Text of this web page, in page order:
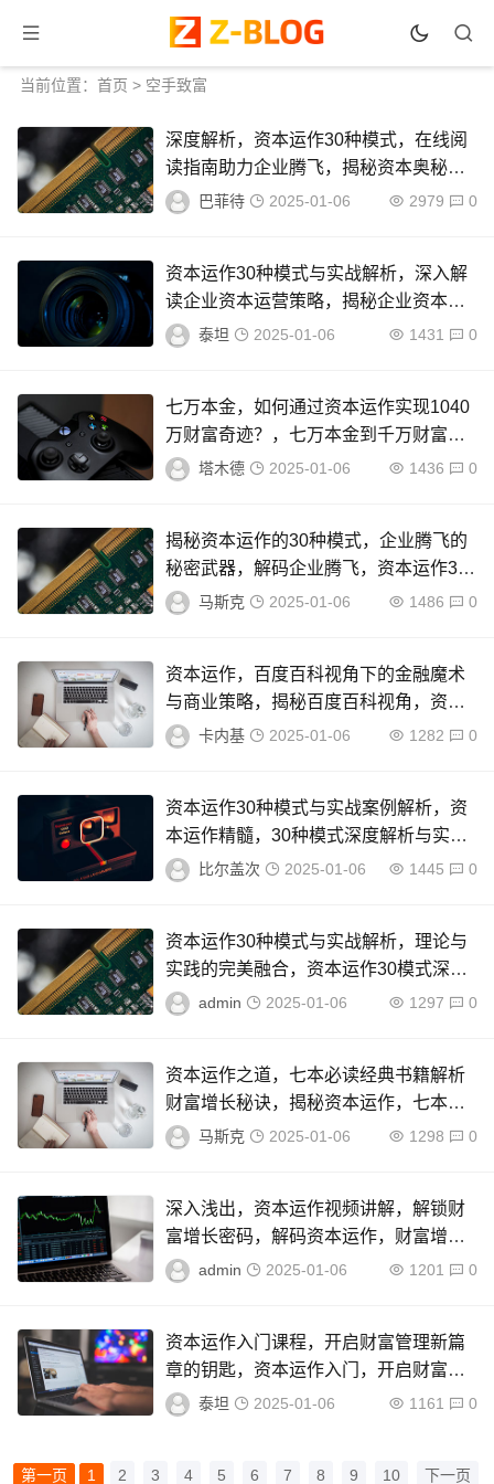
当前位置： 首页 > 空手致富
深度解析，资本运作30种模式，在线阅
读指南助力企业腾飞，揭秘资本奥秘，
30种资本运作模式深度解析指南
巴菲待 2025-01-06 2979 0
资本运作30种模式与实战解析，深入解
读企业资本运营策略，揭秘企业资本运
营，30种模式实战解析
泰坦 2025-01-06 1431 0
七万本金，如何通过资本运作实现1040
万财富奇迹？，七万本金到千万财富，
资本运作的1040万奇迹之路
塔木德 2025-01-06 1436 0
揭秘资本运作的30种模式，企业腾飞的
秘密武器，解码企业腾飞，资本运作30
大模式全解析
马斯克 2025-01-06 1486 0
资本运作，百度百科视角下的金融魔术
与商业策略，揭秘百度百科视角，资本
运作的艺术与商业魔术
卡内基 2025-01-06 1282 0
资本运作30种模式与实战案例解析，资
本运作精髓，30种模式深度解析与实战
案例分析
比尔盖次 2025-01-06 1445 0
资本运作30种模式与实战解析，理论与
实践的完美融合，资本运作30模式深度
解析，理论与实践实战指南
admin 2025-01-06 1297 0
资本运作之道，七本必读经典书籍解析
财富增长秘诀，揭秘资本运作，七本经
典财富增长秘籍精读
马斯克 2025-01-06 1298 0
深入浅出，资本运作视频讲解，解锁财
富增长密码，解码资本运作，财富增长
之路视频教程
admin 2025-01-06 1201 0
资本运作入门课程，开启财富管理新篇
章的钥匙，资本运作入门，开启财富管
理新篇章的关键钥匙
泰坦 2025-01-06 1161 0
第一页 1 2 3 4 5 6 7 8 9 10 下一页